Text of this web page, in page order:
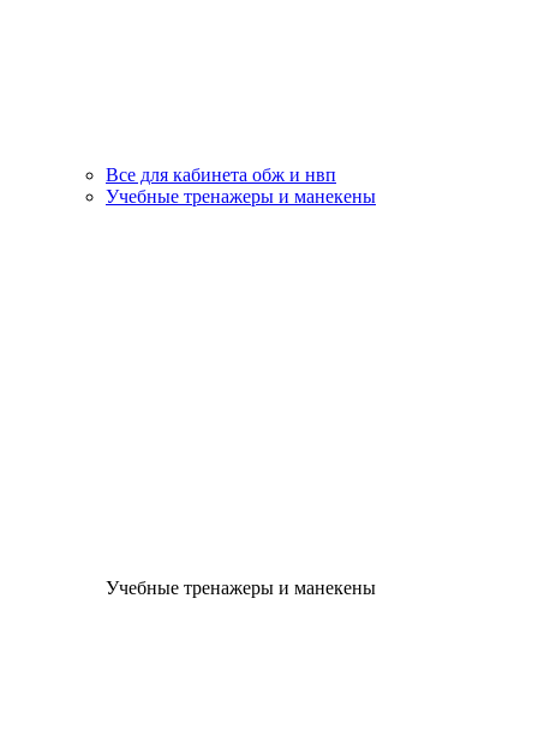
Все для кабинета обж и нвп
Учебные тренажеры и манекены
Учебные тренажеры и манекены